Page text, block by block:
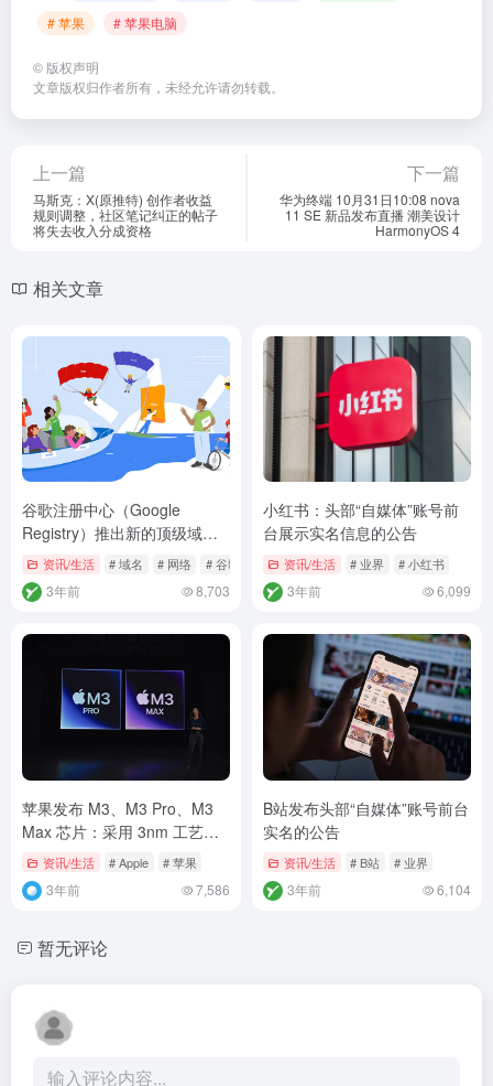
# 苹果
# 苹果电脑
© 版权声明
文章版权归作者所有，未经允许请勿转载。
上一篇
马斯克：X(原推特) 创作者收益
规则调整，社区笔记纠正的帖子
将失去收入分成资格
下一篇
华为终端 10月31日10:08 nova
11 SE 新品发布直播 潮美设计
HarmonyOS 4
相关文章
谷歌注册中心（Google
Registry）推出新的顶级域
名：.ing
资讯/生活 # 域名 # 网络 # 谷歌
3年前 8,703
小红书：头部“自媒体”账号前
台展示实名信息的公告
资讯/生活 # 业界 # 小红书
3年前 6,099
苹果发布 M3、M3 Pro、M3
Max 芯片：采用 3nm 工艺，
支持动态缓存技术
资讯/生活 # Apple # 苹果
3年前 7,586
B站发布头部“自媒体”账号前台
实名的公告
资讯/生活 # B站 # 业界
3年前 6,104
暂无评论